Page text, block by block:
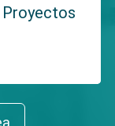
Proyectos